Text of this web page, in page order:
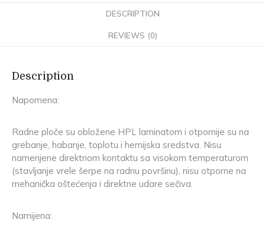
DESCRIPTION
REVIEWS (0)
Description
Napomena:
Radne ploče su obložene HPL laminatom i otpornije su na
grebanje, habanje, toplotu i hemijska sredstva. Nisu
namenjene direktnom kontaktu sa visokom temperaturom
(stavljanje vrele šerpe na radnu površinu), nisu otporne na
mehanička oštećenja i direktne udare sečiva.
Namijena: